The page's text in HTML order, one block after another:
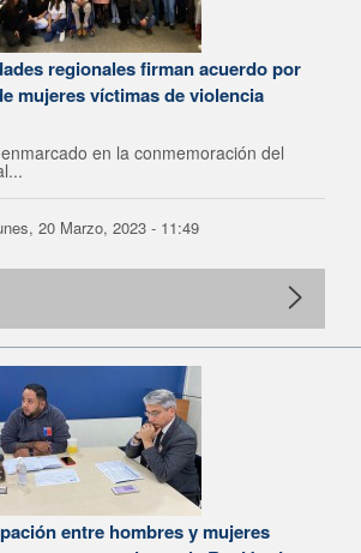
regionales firman acuerdo por
mujeres víctimas de violencia
en la conmemoración del
20 Marzo, 2023 - 11:49
entre hombres y mujeres